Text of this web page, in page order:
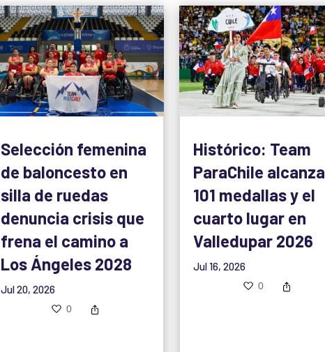
Selección femenina
de baloncesto en
silla de ruedas
denuncia crisis que
frena el camino a
Los Ángeles 2028
Jul 20, 2026
0
Histórico: Team
ParaChile alcanza
101 medallas y el
cuarto lugar en
Valledupar 2026
Jul 16, 2026
0